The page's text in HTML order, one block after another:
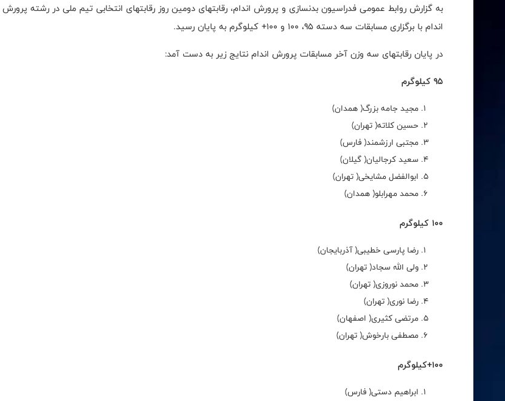
به گزارش روابط عمومی فدراسیون بدنسازی و پرورش اندام، رقابتهای دومین روز رقابتهای انتخابی تیم ملی در رشته پرورش
اندام با برگزاری مسابقات سه دسته 95، 100 و 100+ کیلوگرم به پایان رسید.
در پایان رقابتهای سه وزن آخر مسابقات پرورش اندام نتایج زیر به دست آمد:
95 کیلوگرم
مجید جامه بزرگ( همدان)
حسین کلاته( تهران)
مجتبی ارزشمند( فارس)
سعید کرجالیان( گیلان)
ابوالفضل مشایخی( تهران)
محمد مهرابلو( همدان)
100 کیلوگرم
رضا پارسی خطیبی( آذربایجان)
ولی الله سجاد( تهران)
محمد نوروزی( تهران)
رضا نوری( تهران)
مرتضی کثیری( اصفهان)
مصطفی بارخوش( تهران)
100+کیلوگرم
ابراهیم دستی( فارس)